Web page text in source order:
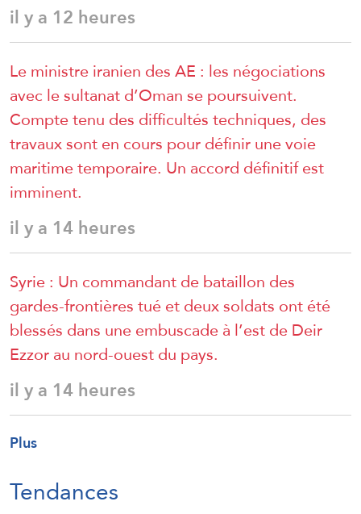
il y a 12 heures
Le ministre iranien des AE : les négociations
avec le sultanat d’Oman se poursuivent.
Compte tenu des difficultés techniques, des
travaux sont en cours pour définir une voie
maritime temporaire. Un accord définitif est
imminent.
il y a 14 heures
Syrie : Un commandant de bataillon des
gardes-frontières tué et deux soldats ont été
blessés dans une embuscade à l’est de Deir
Ezzor au nord-ouest du pays.
il y a 14 heures
Plus
Tendances